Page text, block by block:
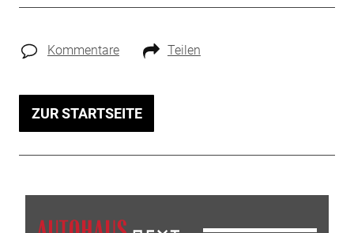
Kommentare Teilen
ZUR STARTSEITE